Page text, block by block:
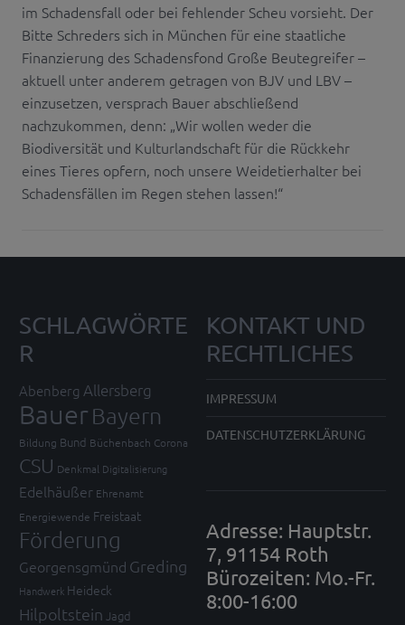
im Schadensfall oder bei fehlender Scheu vorsieht. Der
Bitte Schreders sich in München für eine staatliche
Finanzierung des Schadensfond Große Beutegreifer –
aktuell unter anderem getragen von BJV und LBV –
einzusetzen, versprach Bauer abschließend
nachzukommen, denn: „Wir wollen weder die
Biodiversität und Kulturlandschaft für die Rückkehr
eines Tieres opfern, noch unsere Weidetierhalter bei
Schadensfällen im Regen stehen lassen!“
SCHLAGWÖRTE
R
Abenberg Allersberg
Bauer Bayern
Bildung Bund Büchenbach Corona
CSU Denkmal Digitalisierung
Edelhäußer Ehrenamt
Energiewende Freistaat
Förderung
Georgensgmünd Greding
Handwerk Heideck
Hilpoltstein Jagd
KONTAKT UND
RECHTLICHES
IMPRESSUM
DATENSCHUTZERKLÄRUNG
Adresse: Hauptstr.
7, 91154 Roth
Bürozeiten: Mo.-Fr.
8:00-16:00